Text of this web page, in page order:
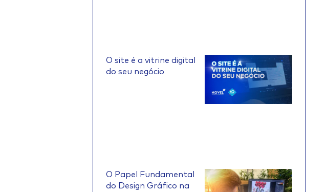
O site é a vitrine digital
do seu negócio
O Papel Fundamental
do Design Gráfico na